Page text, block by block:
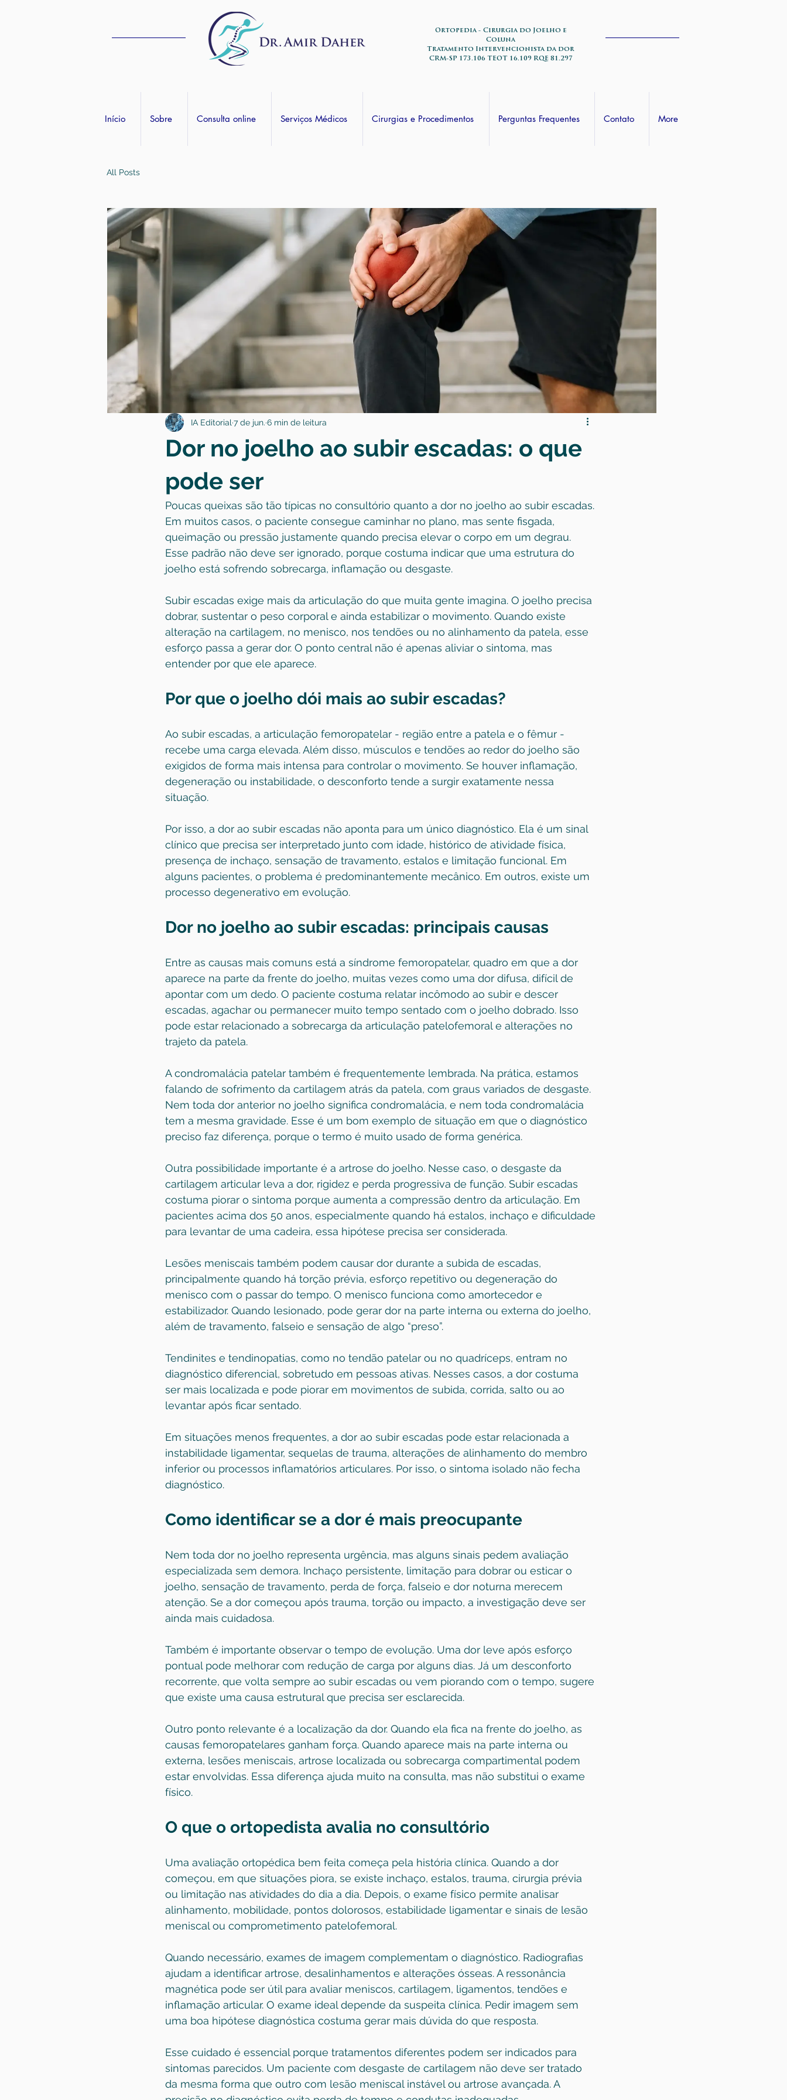
Ortopedia - Cirurgia do Joelho e
Coluna
Tratamento Intervencionista da dor
CRM-SP 173.106 TEOT 16.109 RQE 81.297
Início Sobre Consulta online Serviços Médicos Cirurgias e Procedimentos Perguntas Frequentes Contato More
All Posts
Dor no joelho ao subir escadas: o que
pode ser
IA Editorial 7 de jun. 6 min de leitura
Poucas queixas são tão típicas no consultório quanto a dor no joelho ao subir escadas.
Em muitos casos, o paciente consegue caminhar no plano, mas sente fisgada,
queimação ou pressão justamente quando precisa elevar o corpo em um degrau.
Esse padrão não deve ser ignorado, porque costuma indicar que uma estrutura do
joelho está sofrendo sobrecarga, inflamação ou desgaste.
Subir escadas exige mais da articulação do que muita gente imagina. O joelho precisa
dobrar, sustentar o peso corporal e ainda estabilizar o movimento. Quando existe
alteração na cartilagem, no menisco, nos tendões ou no alinhamento da patela, esse
esforço passa a gerar dor. O ponto central não é apenas aliviar o sintoma, mas
entender por que ele aparece.
Por que o joelho dói mais ao subir escadas?
Ao subir escadas, a articulação femoropatelar - região entre a patela e o fêmur -
recebe uma carga elevada. Além disso, músculos e tendões ao redor do joelho são
exigidos de forma mais intensa para controlar o movimento. Se houver inflamação,
degeneração ou instabilidade, o desconforto tende a surgir exatamente nessa
situação.
Por isso, a dor ao subir escadas não aponta para um único diagnóstico. Ela é um sinal
clínico que precisa ser interpretado junto com idade, histórico de atividade física,
presença de inchaço, sensação de travamento, estalos e limitação funcional. Em
alguns pacientes, o problema é predominantemente mecânico. Em outros, existe um
processo degenerativo em evolução.
Dor no joelho ao subir escadas: principais causas
Entre as causas mais comuns está a síndrome femoropatelar, quadro em que a dor
aparece na parte da frente do joelho, muitas vezes como uma dor difusa, difícil de
apontar com um dedo. O paciente costuma relatar incômodo ao subir e descer
escadas, agachar ou permanecer muito tempo sentado com o joelho dobrado. Isso
pode estar relacionado a sobrecarga da articulação patelofemoral e alterações no
trajeto da patela.
A condromalácia patelar também é frequentemente lembrada. Na prática, estamos
falando de sofrimento da cartilagem atrás da patela, com graus variados de desgaste.
Nem toda dor anterior no joelho significa condromalácia, e nem toda condromalácia
tem a mesma gravidade. Esse é um bom exemplo de situação em que o diagnóstico
preciso faz diferença, porque o termo é muito usado de forma genérica.
Outra possibilidade importante é a artrose do joelho. Nesse caso, o desgaste da
cartilagem articular leva a dor, rigidez e perda progressiva de função. Subir escadas
costuma piorar o sintoma porque aumenta a compressão dentro da articulação. Em
pacientes acima dos 50 anos, especialmente quando há estalos, inchaço e dificuldade
para levantar de uma cadeira, essa hipótese precisa ser considerada.
Lesões meniscais também podem causar dor durante a subida de escadas,
principalmente quando há torção prévia, esforço repetitivo ou degeneração do
menisco com o passar do tempo. O menisco funciona como amortecedor e
estabilizador. Quando lesionado, pode gerar dor na parte interna ou externa do joelho,
além de travamento, falseio e sensação de algo “preso”.
Tendinites e tendinopatias, como no tendão patelar ou no quadríceps, entram no
diagnóstico diferencial, sobretudo em pessoas ativas. Nesses casos, a dor costuma
ser mais localizada e pode piorar em movimentos de subida, corrida, salto ou ao
levantar após ficar sentado.
Em situações menos frequentes, a dor ao subir escadas pode estar relacionada a
instabilidade ligamentar, sequelas de trauma, alterações de alinhamento do membro
inferior ou processos inflamatórios articulares. Por isso, o sintoma isolado não fecha
diagnóstico.
Como identificar se a dor é mais preocupante
Nem toda dor no joelho representa urgência, mas alguns sinais pedem avaliação
especializada sem demora. Inchaço persistente, limitação para dobrar ou esticar o
joelho, sensação de travamento, perda de força, falseio e dor noturna merecem
atenção. Se a dor começou após trauma, torção ou impacto, a investigação deve ser
ainda mais cuidadosa.
Também é importante observar o tempo de evolução. Uma dor leve após esforço
pontual pode melhorar com redução de carga por alguns dias. Já um desconforto
recorrente, que volta sempre ao subir escadas ou vem piorando com o tempo, sugere
que existe uma causa estrutural que precisa ser esclarecida.
Outro ponto relevante é a localização da dor. Quando ela fica na frente do joelho, as
causas femoropatelares ganham força. Quando aparece mais na parte interna ou
externa, lesões meniscais, artrose localizada ou sobrecarga compartimental podem
estar envolvidas. Essa diferença ajuda muito na consulta, mas não substitui o exame
físico.
O que o ortopedista avalia no consultório
Uma avaliação ortopédica bem feita começa pela história clínica. Quando a dor
começou, em que situações piora, se existe inchaço, estalos, trauma, cirurgia prévia
ou limitação nas atividades do dia a dia. Depois, o exame físico permite analisar
alinhamento, mobilidade, pontos dolorosos, estabilidade ligamentar e sinais de lesão
meniscal ou comprometimento patelofemoral.
Quando necessário, exames de imagem complementam o diagnóstico. Radiografias
ajudam a identificar artrose, desalinhamentos e alterações ósseas. A ressonância
magnética pode ser útil para avaliar meniscos, cartilagem, ligamentos, tendões e
inflamação articular. O exame ideal depende da suspeita clínica. Pedir imagem sem
uma boa hipótese diagnóstica costuma gerar mais dúvida do que resposta.
Esse cuidado é essencial porque tratamentos diferentes podem ser indicados para
sintomas parecidos. Um paciente com desgaste de cartilagem não deve ser tratado
da mesma forma que outro com lesão meniscal instável ou artrose avançada. A